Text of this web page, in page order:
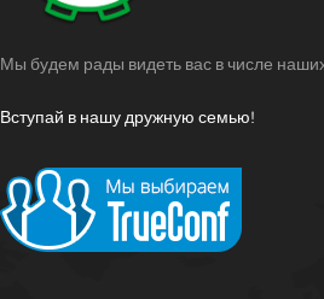
Мы будем рады видеть вас в числе
Вступай в нашу дружную семью!